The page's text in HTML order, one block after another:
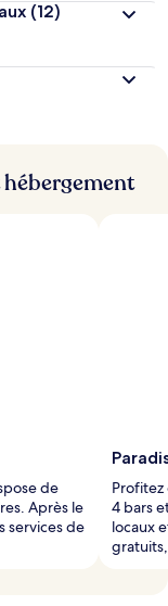
(12)
de
Après le
services de
Profitez
4 bars
locaux